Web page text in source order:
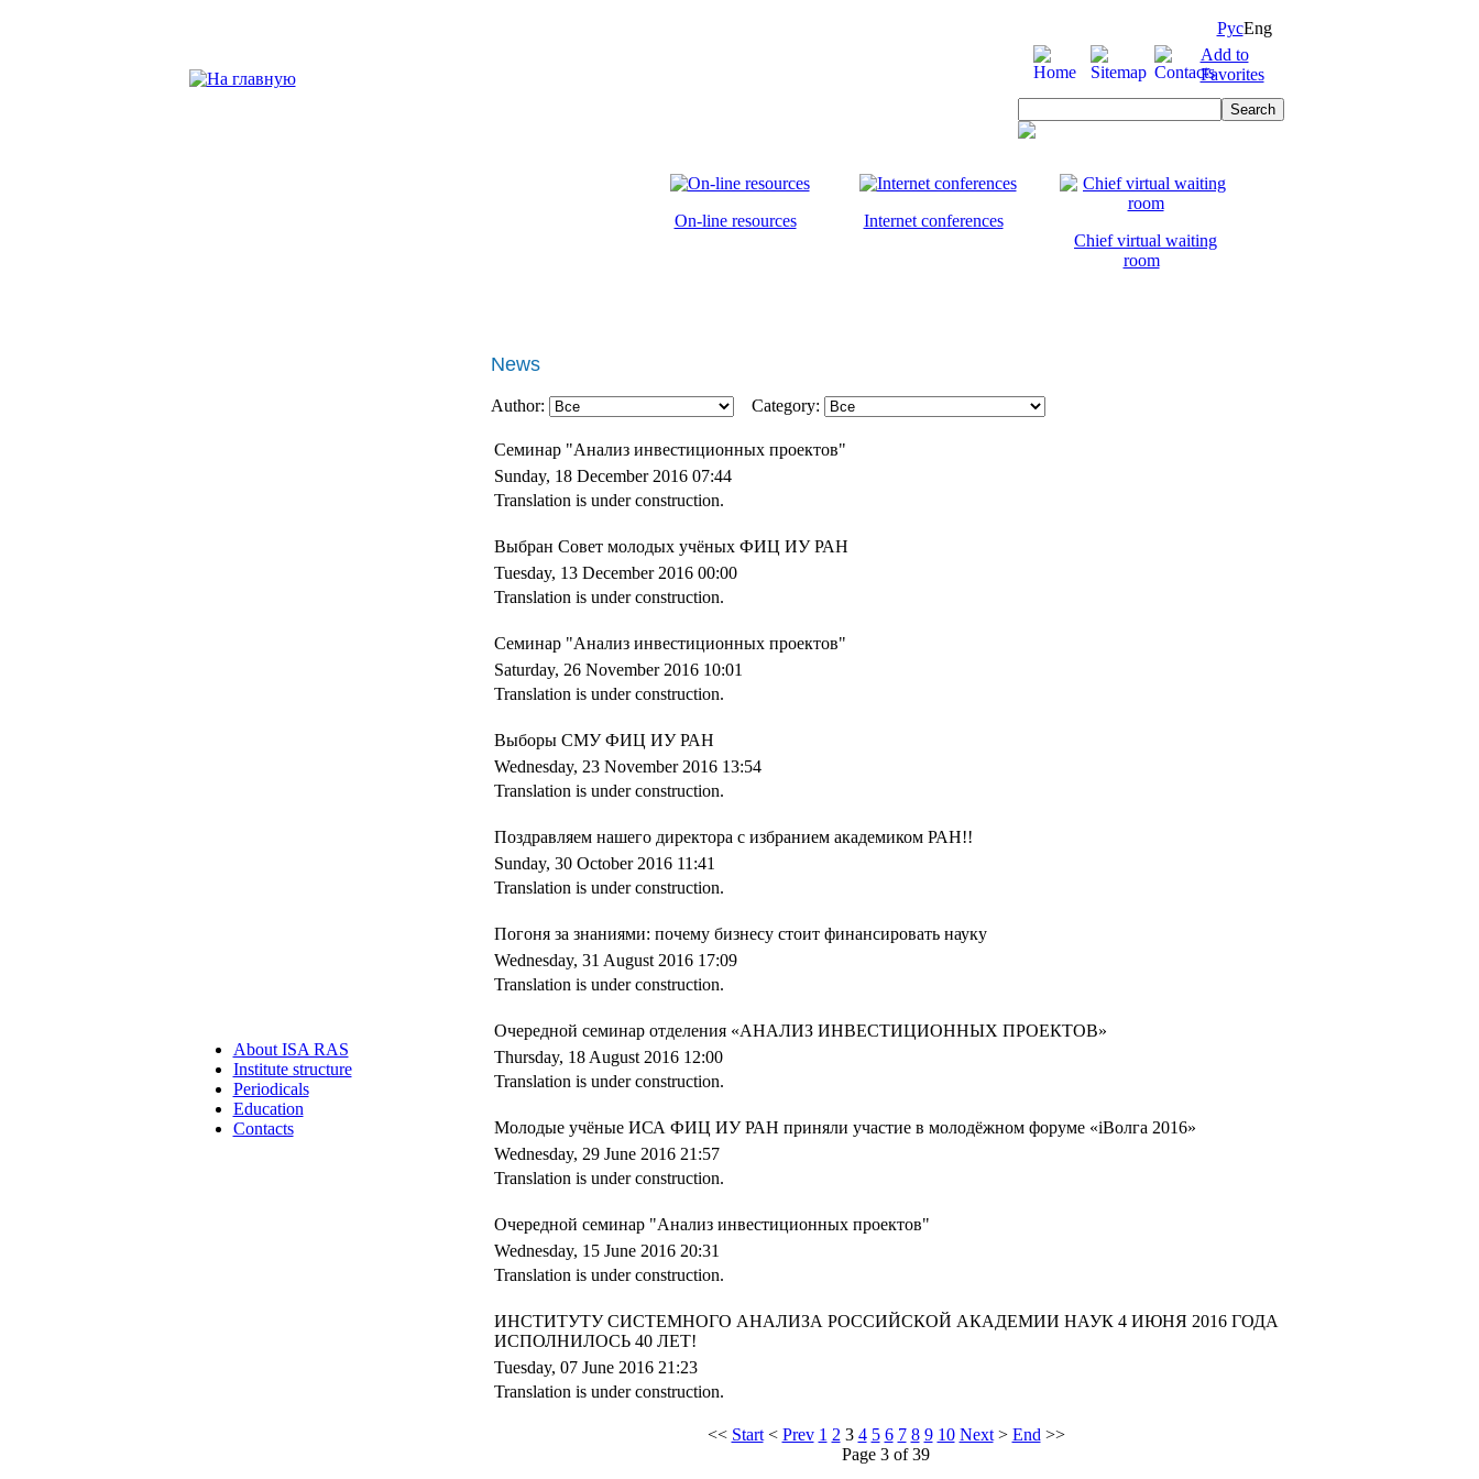
РусEng
Add to
Favorites
On-line resources
Internet conferences
Chief virtual waiting
room
About ISA RAS
Institute structure
Periodicals
Education
Contacts
News
Author: Category:
Семинар "Анализ инвестиционных проектов"
Sunday, 18 December 2016 07:44
Translation is under construction.
Выбран Совет молодых учёных ФИЦ ИУ РАН
Tuesday, 13 December 2016 00:00
Translation is under construction.
Семинар "Анализ инвестиционных проектов"
Saturday, 26 November 2016 10:01
Translation is under construction.
Выборы СМУ ФИЦ ИУ РАН
Wednesday, 23 November 2016 13:54
Translation is under construction.
Поздравляем нашего директора с избранием академиком РАН!!
Sunday, 30 October 2016 11:41
Translation is under construction.
Погоня за знаниями: почему бизнесу стоит финансировать науку
Wednesday, 31 August 2016 17:09
Translation is under construction.
Очередной семинар отделения «АНАЛИЗ ИНВЕСТИЦИОННЫХ ПРОЕКТОВ»
Thursday, 18 August 2016 12:00
Translation is under construction.
Молодые учёные ИСА ФИЦ ИУ РАН приняли участие в молодёжном форуме «iВолга 2016»
Wednesday, 29 June 2016 21:57
Translation is under construction.
Очередной семинар "Анализ инвестиционных проектов"
Wednesday, 15 June 2016 20:31
Translation is under construction.
ИНСТИТУТУ СИСТЕМНОГО АНАЛИЗА РОССИЙСКОЙ АКАДЕМИИ НАУК 4 ИЮНЯ 2016 ГОДА
ИСПОЛНИЛОСЬ 40 ЛЕТ!
Tuesday, 07 June 2016 21:23
Translation is under construction.
<< Start< Prev 1 2 3 4 5 6 7 8 9 10 Next> End >>
Page 3 of 39